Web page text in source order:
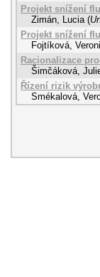
Projekt snížení
Zimán, Lucia (
Projekt snížení
Fojtíková,
Racionalizace
Šimčáková,
Řízení rizik
Smékalová,